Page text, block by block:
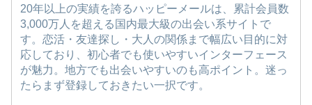
20年以上の実績を誇るハッピーメールは、累計会員数
3,000万人を超える国内最大級の出会い系サイトで
す。恋活・友達探し・大人の関係まで幅広い目的に対
応しており、初心者でも使いやすいインターフェース
が魅力。地方でも出会いやすいのも高ポイント。迷っ
たらまず登録しておきたい一択です。